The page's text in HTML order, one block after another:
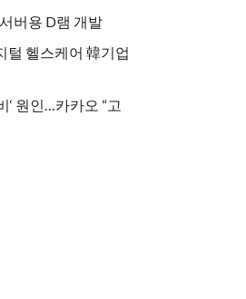
버용 D램 개발
털 헬스케어 韓기업
‘ 원인…카카오 “고